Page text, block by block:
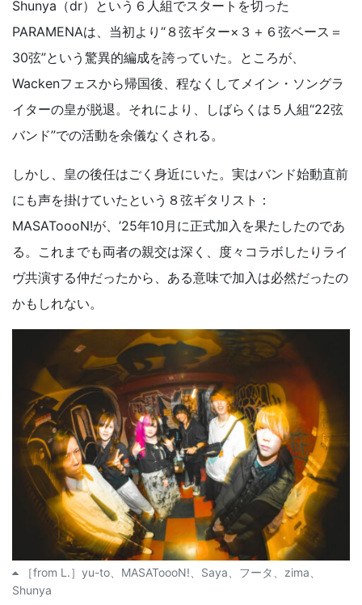
Shunya（dr）という６人組でスタートを切った
PARAMENAは、当初より“８弦ギター×３＋６弦ベース＝
30弦”という驚異的編成を誇っていた。ところが、
Wackenフェスから帰国後、程なくしてメイン・ソングラ
イターの皇が脱退。それにより、しばらくは５人組“22弦
バンド”での活動を余儀なくされる。
しかし、皇の後任はごく身近にいた。実はバンド始動直前
にも声を掛けていたという８弦ギタリスト：
MASAToooN!が、’25年10月に正式加入を果たしたのであ
る。これまでも両者の親交は深く、度々コラボしたりライ
ヴ共演する仲だったから、ある意味で加入は必然だったの
かもしれない。
［from L.］yu-to、MASAToooN!、Saya、フータ、zima、
Shunya